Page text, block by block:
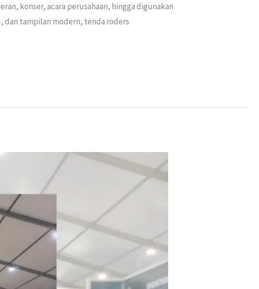
konser, acara perusahaan, hingga digunakan
dan tampilan modern, tenda roders